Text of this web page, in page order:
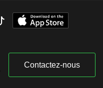
Contactez-nous